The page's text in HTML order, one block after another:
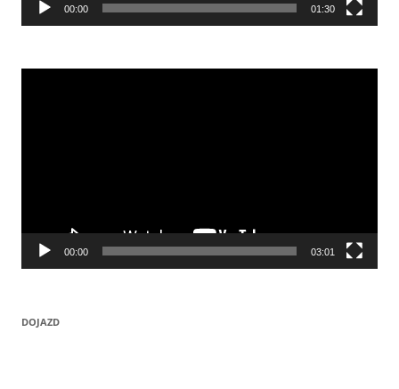
00:00 01:30
Odtwarzacz
00:00 03:01
DOJAZD